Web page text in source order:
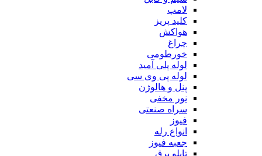
لامپ
کلید پریز
هواکش
چراغ
خورطومی
لوله پلی آمید
لوله پی وی سی
پنل و هالوژن
نور مخفی
سراه صنعتی
فیوز
انواع رله
جعبه فیوز
تابلو برق